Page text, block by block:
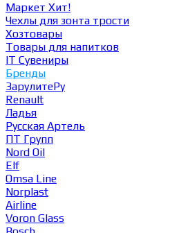
Маркет Хит!
Чехлы для зонта трости
Хозтовары
Товары для напитков
IT Сувениры
Бренды
ЗарулитеРу
Renault
Ладья
Русская Артель
ПТ Групп
Nord Oil
Elf
Omsa Line
Norplast
Airline
Voron Glass